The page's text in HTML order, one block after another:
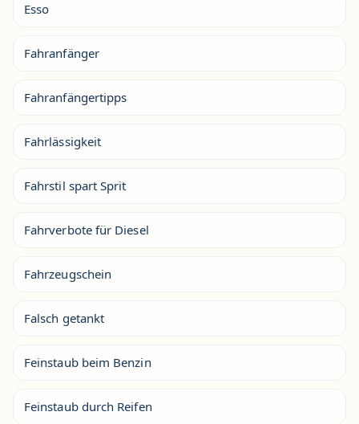
Esso
Fahranfänger
Fahranfängertipps
Fahrlässigkeit
Fahrstil spart Sprit
Fahrverbote für Diesel
Fahrzeugschein
Falsch getankt
Feinstaub beim Benzin
Feinstaub durch Reifen